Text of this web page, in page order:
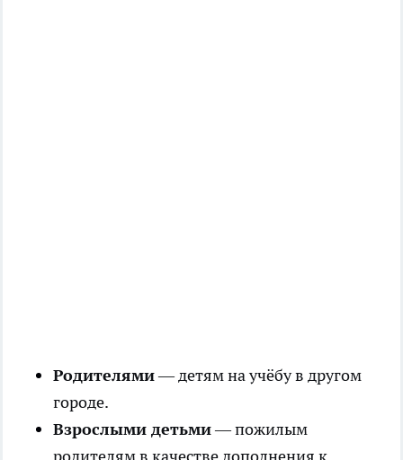
Родителями— детям на учёбу в другом
городе.
Взрослыми детьми— пожилым